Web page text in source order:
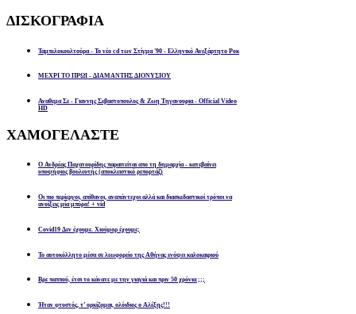
ΔΙΣΚΟΓΡΑΦΙΑ
Ταμπελοκουλτούρα - Το νέο cd των Στίγμα '90 - Ελληνικό Ανεξάρτητο Ροκ
ΜΕΧΡΙ ΤΟ ΠΡΩΙ - ΔΙΑΜΑΝΤΗΣ ΔΙΟΝΥΣΙΟΥ
Αναθεμα Σε - Γιαννης Σεβαστοπουλος & Ζωη Τηγανουρια - Official Video
HD
ΧΑΜΟΓΕΛΑΣΤΕ
Ο Ανδρέας Παχατουρίδης παραιτείται απο τη δημαρχία - κατεβαίνει
υποψήφιος βουλευτής (αποκλειστικό ρεπορτάζ)
Οι πιο περίεργοι, απίθανοι, αναπάντεχοι αλλά και διασκεδαστικοί τρόποι να
ανοίξεις μία μπύρα! + vid
Covid19 Δεν έχουμε. Χιούμορ έχουμε;
Το αυτοκόλλητο μέσα σε λεωφορείο της Αθήνας ενόψει καλοκαιριού
Βρε παππού, έτσι το κάνατε με την γιαγιά και πριν 50 χρόνια ;;;
Ήταν φτυστός, τ’ ορκίζομαι, ολόιδιος ο Αλέξης!!!